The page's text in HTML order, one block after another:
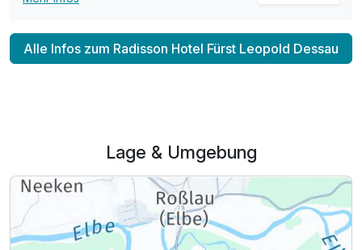
Alle Infos zum Radisson Hotel Fürst Leopold Dessau
Lage & Umgebung